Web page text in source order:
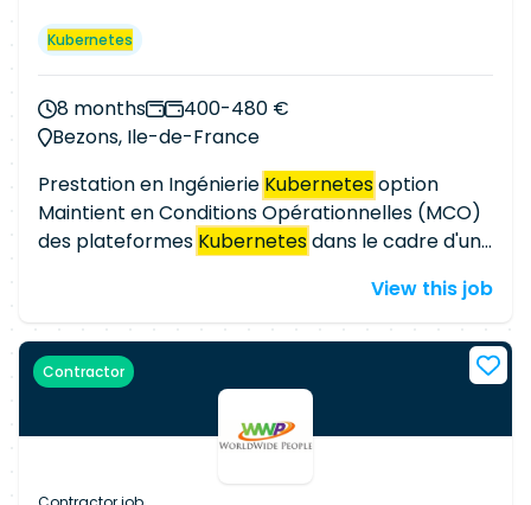
Kubernetes
8 months
400-480 €
Bezons, Ile-de-France
Prestation en Ingénierie Kubernetesoption
Maintient en Conditions Opérationnelles (MCO)
des plateformes Kubernetesdans le cadre d'un
travail d'une équipe de moins de dix personnes
gouvernance du compte, les besoins des études
(Projets) et les impératifs de maintien en
l'équipe sous la responsabilité du responsable
semaine Plage de service 8 :00 – 19 :00 Être «
View this job
Contractor